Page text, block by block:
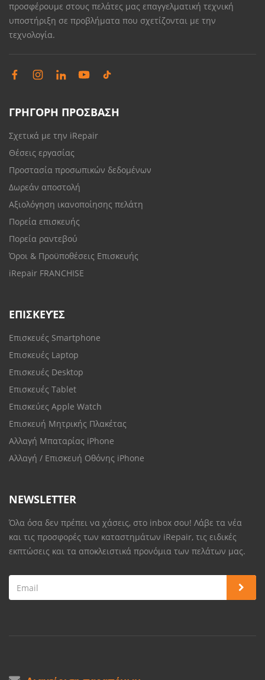
προσφέρουμε στους πελάτες μας επαγγελματική τεχνική
υποστήριξη σε προβλήματα που σχετίζονται με την
τεχνολογία.
ΓΡΗΓΟΡΗ ΠΡΟΣΒΑΣΗ
Σχετικά με την iRepair
Θέσεις εργασίας
Προστασία προσωπικών δεδομένων
Δωρεάν αποστολή
Αξιολόγηση ικανοποίησης πελάτη
Πορεία επισκευής
Πορεία ραντεβού
Όροι & Προϋποθέσεις Επισκευής
iRepair FRANCHISE
ΕΠΙΣΚΕΥΈΣ
Επισκευές Smartphone
Επισκευές Laptop
Επισκευές Desktop
Επισκευές Tablet
Επισκεύες Apple Watch
Επισκευή Μητρικής Πλακέτας
Αλλαγή Μπαταρίας iPhone
Αλλαγή / Επισκευή Οθόνης iPhone
NEWSLETTER
Όλα όσα δεν πρέπει να χάσεις, στο inbox σου! Λάβε τα νέα
και τις προσφορές των καταστημάτων iRepair, τις ειδικές
εκπτώσεις και τα αποκλειστικά προνόμια των πελάτων μας.